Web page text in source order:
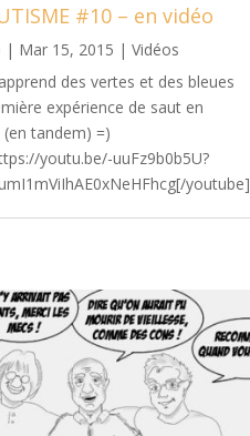
#10 – en vidéo
| Mar 15, 2015 |Vidéos
des vertes et des bleues
expérience de saut en
tandem) =)
youtu.be/-uuFz9b0b5U?
youtube]